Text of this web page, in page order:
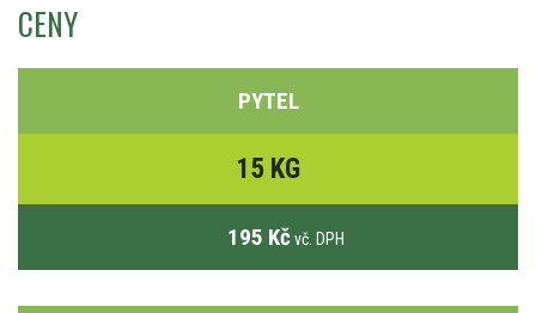
CENY
PYTEL
15 KG
195 Kč vč. DPH